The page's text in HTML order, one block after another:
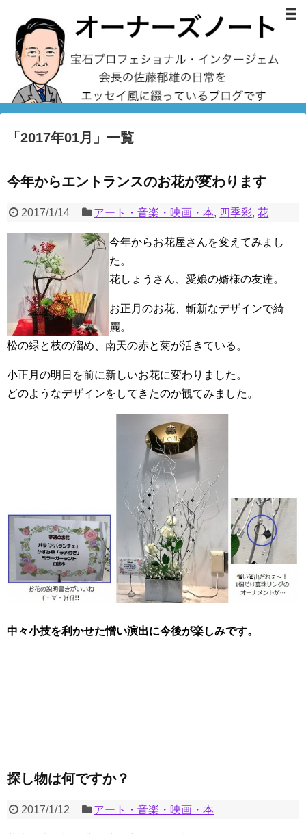
「 2017年01月 」 一覧
今年からエントランスのお花が変わります
2017/1/14 アート・音楽・映画・本, 四季彩,花
今年からお花屋さんを変えてみまし
た。
花しょうさん、愛娘の婿様の友達。
お正月のお花、斬新なデザインで綺
麗。
松の緑と枝の溜め、南天の赤と菊が活きている。
小正月の明日を前に新しいお花に変わりました。
どのようなデザインをしてきたのか観てみました。
中々小技を利かせた憎い演出に今後が楽しみです。
探し物は何ですか？
2017/1/12 アート・音楽・映画・本